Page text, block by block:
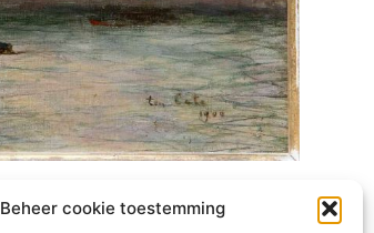
Beheer cookie toestemming